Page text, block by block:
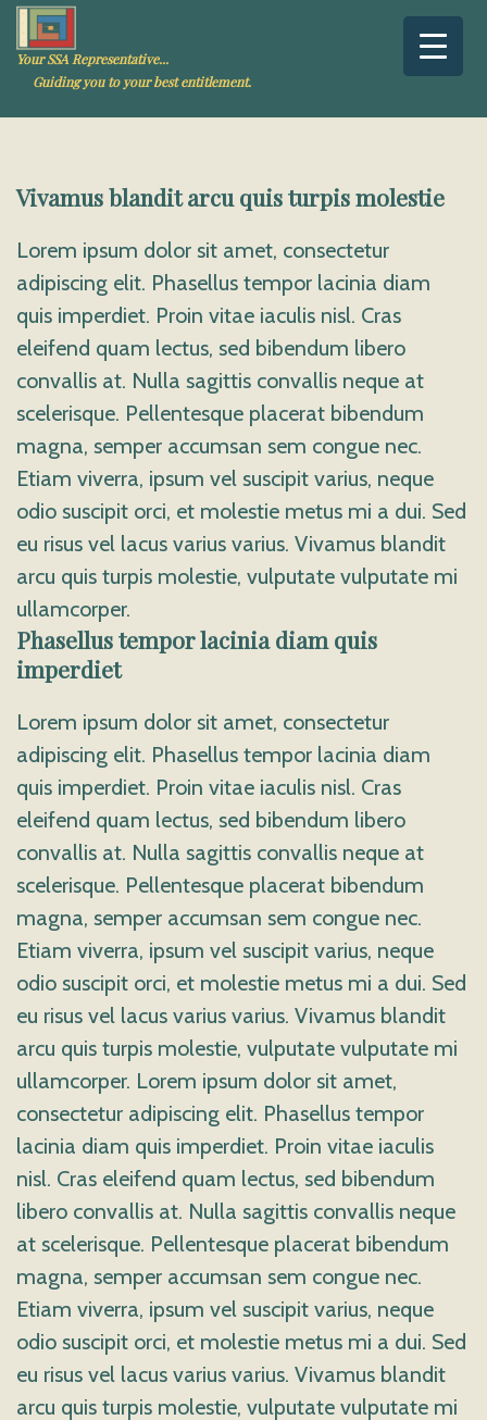
Your SSA Representative...
Guiding you to your best entitlement.
Vivamus blandit arcu quis turpis molestie
Lorem ipsum dolor sit amet, consectetur
adipiscing elit. Phasellus tempor lacinia diam
quis imperdiet. Proin vitae iaculis nisl. Cras
eleifend quam lectus, sed bibendum libero
convallis at. Nulla sagittis convallis neque at
scelerisque. Pellentesque placerat bibendum
magna, semper accumsan sem congue nec.
Etiam viverra, ipsum vel suscipit varius, neque
odio suscipit orci, et molestie metus mi a dui. Sed
eu risus vel lacus varius varius. Vivamus blandit
arcu quis turpis molestie, vulputate vulputate mi
ullamcorper.
Phasellus tempor lacinia diam quis
imperdiet
Lorem ipsum dolor sit amet, consectetur
adipiscing elit. Phasellus tempor lacinia diam
quis imperdiet. Proin vitae iaculis nisl. Cras
eleifend quam lectus, sed bibendum libero
convallis at. Nulla sagittis convallis neque at
scelerisque. Pellentesque placerat bibendum
magna, semper accumsan sem congue nec.
Etiam viverra, ipsum vel suscipit varius, neque
odio suscipit orci, et molestie metus mi a dui. Sed
eu risus vel lacus varius varius. Vivamus blandit
arcu quis turpis molestie, vulputate vulputate mi
ullamcorper. Lorem ipsum dolor sit amet,
consectetur adipiscing elit. Phasellus tempor
lacinia diam quis imperdiet. Proin vitae iaculis
nisl. Cras eleifend quam lectus, sed bibendum
libero convallis at. Nulla sagittis convallis neque
at scelerisque. Pellentesque placerat bibendum
magna, semper accumsan sem congue nec.
Etiam viverra, ipsum vel suscipit varius, neque
odio suscipit orci, et molestie metus mi a dui. Sed
eu risus vel lacus varius varius. Vivamus blandit
arcu quis turpis molestie, vulputate vulputate mi